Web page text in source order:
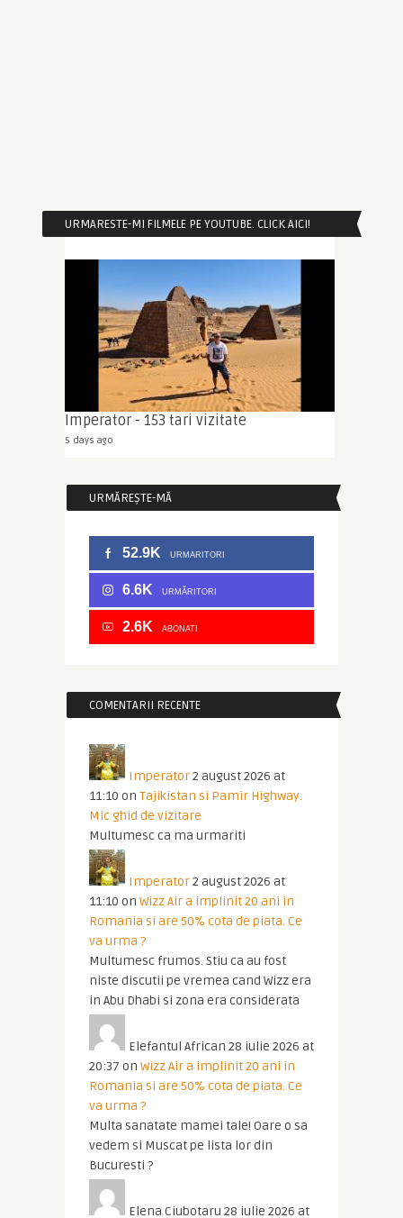
URMARESTE-MI FILMELE PE YOUTUBE. CLICK AICI!
Imperator - 153 tari vizitate
5 days ago
URMĂREȘTE-MĂ
52.9K URMARITORI
6.6K URMĂRITORI
2.6K ABONATI
COMENTARII RECENTE
Imperator2 august 2026 at
11:10 on Tajikistan si Pamir Highway.
Mic ghid de vizitare
Multumesc ca ma urmariti
Imperator2 august 2026 at
11:10 on Wizz Air a implinit 20 ani in
Romania si are 50% cota de piata. Ce
va urma ?
Multumesc frumos. Stiu ca au fost
niste discutii pe vremea cand Wizz era
in Abu Dhabi si zona era considerata
Elefantul African 28 iulie 2026 at
20:37 on Wizz Air a implinit 20 ani in
Romania si are 50% cota de piata. Ce
va urma ?
Multa sanatate mamei tale! Oare o sa
vedem si Muscat pe lista lor din
Bucuresti ?
Elena Ciubotaru 28 iulie 2026 at